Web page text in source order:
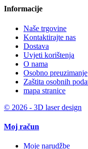
Informacije
Naše trgovine
Kontaktirajte nas
Dostava
Uvjeti korištenja
O nama
Osobno preuzimanje
Zaštita osobnih
mapa stranice
© 2026 - 3D laser design
Moj račun
Moje narudžbe